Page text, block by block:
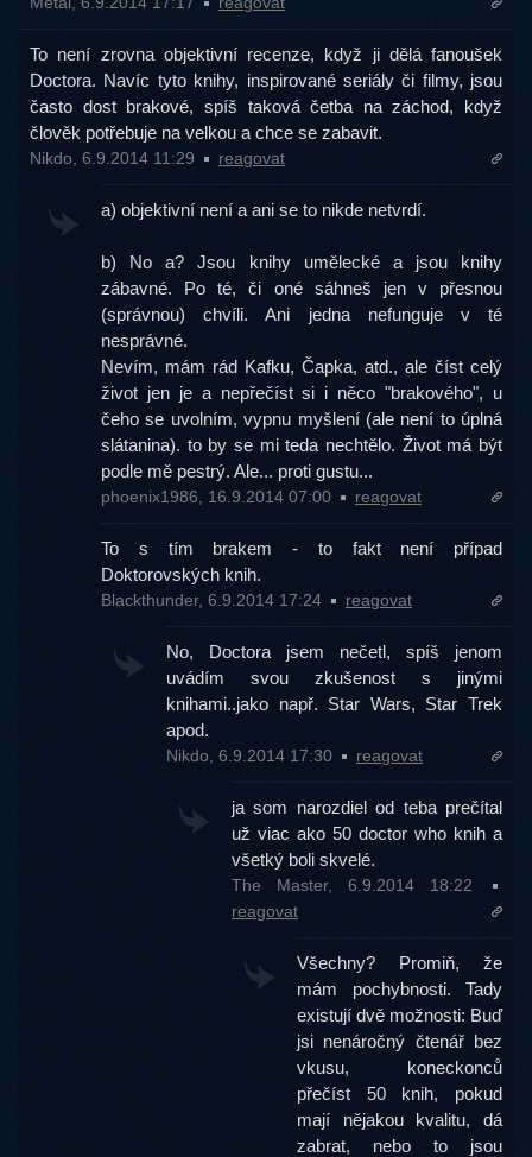
To není zrovna objektivní recenze, když ji dělá fanoušek
Doctora. Navíc tyto knihy, inspirované seriály či filmy, jsou
často dost brakové, spíš taková četba na záchod, když
člověk potřebuje na velkou a chce se zabavit.
Nikdo, 6.9.2014 11:29 reagovat
a) objektivní není a ani se to nikde netvrdí.
b) No a? Jsou knihy umělecké a jsou knihy
zábavné. Po té, či oné sáhneš jen v přesnou
(správnou) chvíli. Ani jedna nefunguje v té
nesprávné.
Nevím, mám rád Kafku, Čapka, atd., ale číst celý
život jen je a nepřečíst si i něco "brakového", u
čeho se uvolním, vypnu myšlení (ale není to úplná
slátanina). to by se mi teda nechtělo. Život má být
podle mě pestrý. Ale... proti gustu...
phoenix1986, 16.9.2014 07:00 reagovat
To s tím brakem - to fakt není případ
Doktorovských knih.
Blackthunder, 6.9.2014 17:24 reagovat
No, Doctora jsem nečetl, spíš jenom
uvádím svou zkušenost s jinými
knihami..jako např. Star Wars, Star Trek
apod.
Nikdo, 6.9.2014 17:30 reagovat
ja som narozdiel od teba prečítal
už viac ako 50 doctor who knih a
všetký boli skvelé.
The Master, 6.9.2014 18:22
reagovat
Všechny? Promiň, že
mám pochybnosti. Tady
existují dvě možnosti: Buď
jsi nenáročný čtenář bez
vkusu, koneckonců
přečíst 50 knih, pokud
mají nějakou kvalitu, dá
zabrat, nebo to jsou